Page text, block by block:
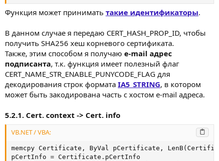
Функция может принимать такие идентификаторы.
В данном случае я передаю CERT_HASH_PROP_ID, чтобы
получить SHA256 хеш корневого сертификата.
Также, этим способом я получаю e-mail адрес
подписанта, т.к. функция имеет полезный флаг
CERT_NAME_STR_ENABLE_PUNYCODE_FLAG для
декодирования строк формата IA5_STRING, в котором
может быть закодирована часть с хостом e-mail адреса.
5.2.1. Cert. context -> Cert. info
VB.NET / VBA:
memcpy Certificate, ByVal pCertificate,
pCertInfo = Certificate.pCertInfo